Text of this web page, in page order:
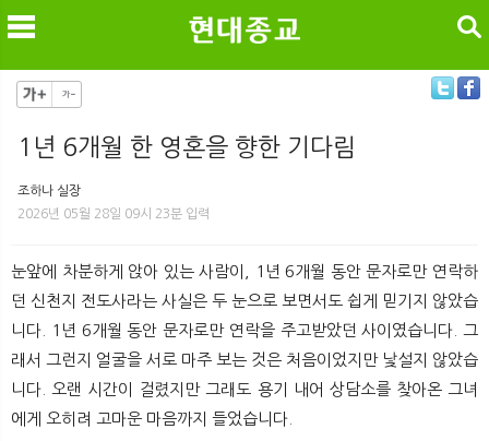
검색
1년 6개월 한 영혼을 향한 기다림
조하나 실장
2026년 05월 28일 09시 23분 입력
눈앞에 차분하게 앉아 있는 사람이, 1년 6개월 동안 문자로만 연락하
던 신천지 전도사라는 사실은 두 눈으로 보면서도 쉽게 믿기지 않았습
니다. 1년 6개월 동안 문자로만 연락을 주고받았던 사이였습니다. 그
래서 그런지 얼굴을 서로 마주 보는 것은 처음이었지만 낯설지 않았습
니다. 오랜 시간이 걸렸지만 그래도 용기 내어 상담소를 찾아온 그녀
에게 오히려 고마운 마음까지 들었습니다.